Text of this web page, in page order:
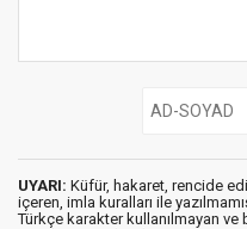
UYARI: Küfür, hakaret, rencide
içeren, imla kuralları ile
Türkçe karakter kullanılmayan ve